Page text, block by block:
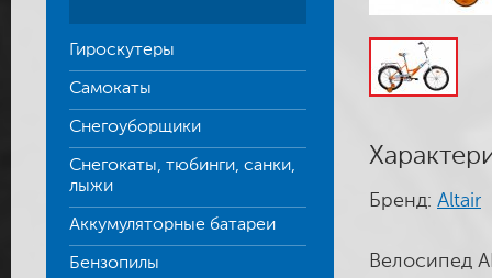
Гироскутеры
Самокаты
Снегоуборщики
Снегокаты, тюбинги, санки,
лыжи
Аккумуляторные батареи
Бензопилы
Бренд: Altair
Велосипед